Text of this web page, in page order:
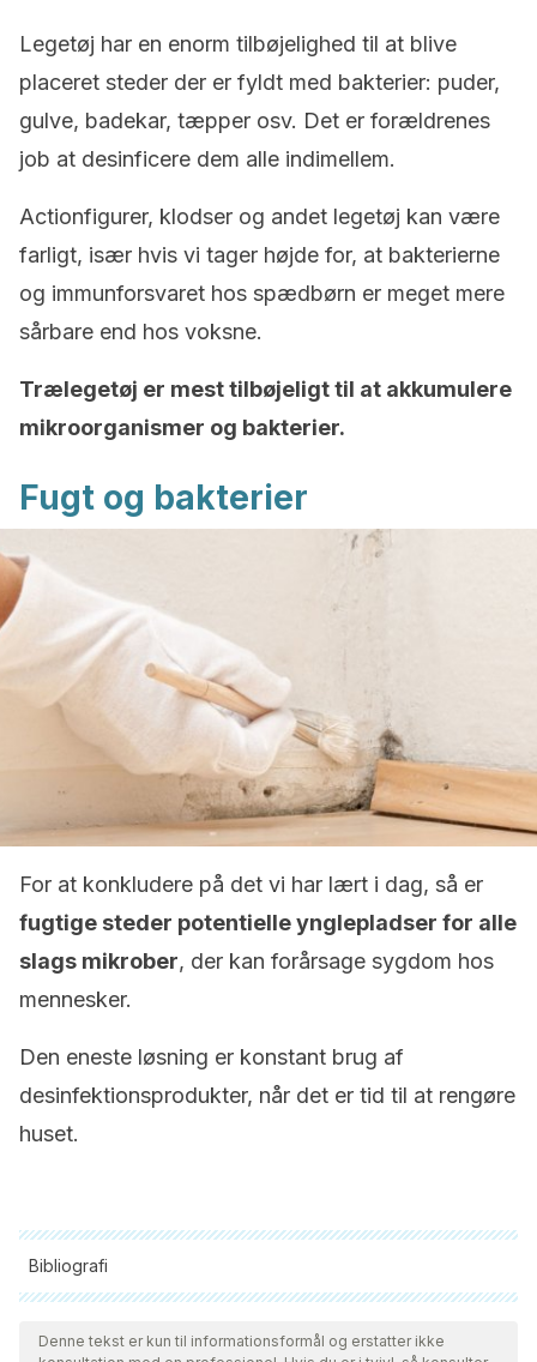
Legetøj har en enorm tilbøjelighed til at blive
placeret steder der er fyldt med bakterier: puder,
gulve, badekar, tæpper osv. Det er forældrenes
job at desinficere dem alle indimellem.
Actionfigurer, klodser og andet legetøj kan være
farligt, især hvis vi tager højde for, at bakterierne
og immunforsvaret hos spædbørn er meget mere
sårbare end hos voksne.
Trælegetøj er mest tilbøjeligt til at akkumulere
mikroorganismer og bakterier.
Fugt og bakterier
For at konkludere på det vi har lært i dag, så er
fugtige steder potentielle ynglepladser for alle
slags mikrober, der kan forårsage sygdom hos
mennesker.
Den eneste løsning er konstant brug af
desinfektionsprodukter, når det er tid til at rengøre
huset.
Bibliografi
Alle citerede kilder blev grundigt gennemgået af vores team
for at sikre deres kvalitet, pålidelighed, aktualitet og validitet.
Denne tekst er kun til informationsformål og erstatter ikke